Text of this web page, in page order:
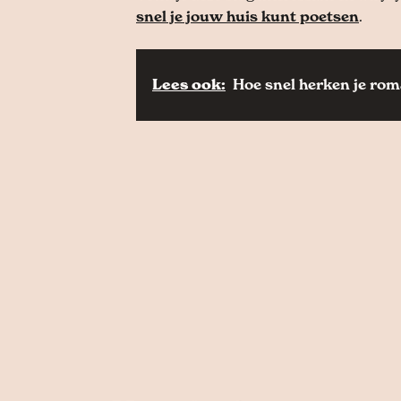
snel je jouw huis kunt poetsen.
Lees ook: Hoe snel herken je